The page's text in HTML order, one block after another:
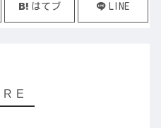
はてブ LINE